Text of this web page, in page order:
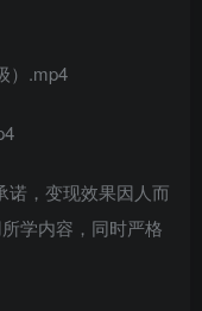
）.mp4
诺，变现效果因人而
学内容，同时严格